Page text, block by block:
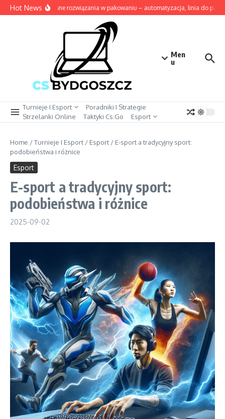
Przejdź do treści
Hot News
Nowoczesne rozwiązania w pakowaniu – automatyzacja, linia do
Men
u
Turnieje I Esport
Poradniki I Strategie
Strzelanki Online
Taktyki Cs:Go Esport
Home /Turnieje I Esport / Esport / E-sport a tradycyjny sport:
podobieństwa i różnice
Esport
E-sport a tradycyjny sport:
podobieństwa i różnice
2025-09-02